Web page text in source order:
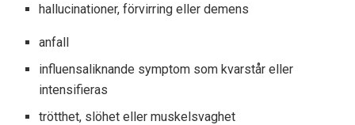
hallucinationer, förvirring eller demens
anfall
influensaliknande symptom som kvarstår eller
intensifieras
trötthet, slöhet eller muskelsvaghet